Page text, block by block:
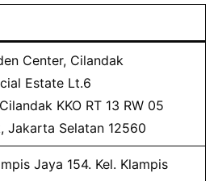
Center, Cilandak
Estate Lt.6
KKO RT 13 RW 05
Jakarta Selatan 12560
Jaya 154. Kel. Klampis